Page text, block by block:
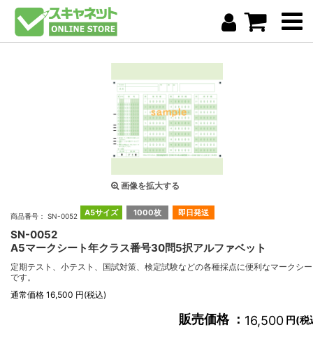
画像を拡大する
A5サイズ 1000枚 即日発送
商品番号： SN-0052
SN-0052
A5マークシート年クラス番号30問5択アルファベット
定期テスト、小テスト、国試対策、検定試験などの各種採点に便利なマークシ
です。
通常価格 16,500 円(税込)
販売価格 ： 16,500 円(税